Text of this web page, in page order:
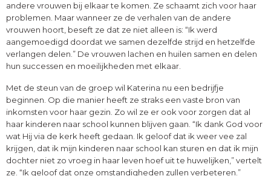
andere vrouwen bij elkaar te komen. Ze schaamt zich voor haar
problemen. Maar wanneer ze de verhalen van de andere
vrouwen hoort, beseft ze dat ze niet alleen is: “Ik werd
aangemoedigd doordat we samen dezelfde strijd en hetzelfde
verlangen delen.” De vrouwen lachen en huilen samen en delen
hun successen en moeilijkheden met elkaar.
Met de steun van de groep wil Katerina nu een bedrijfje
beginnen. Op die manier heeft ze straks een vaste bron van
inkomsten voor haar gezin. Zo wil ze er ook voor zorgen dat al
haar kinderen naar school kunnen blijven gaan. “Ik dank God voor
wat Hij via de kerk heeft gedaan. Ik geloof dat ik weer vee zal
krijgen, dat ik mijn kinderen naar school kan sturen en dat ik mijn
dochter niet zo vroeg in haar leven hoef uit te huwelijken,” vertelt
ze. “Ik geloof dat onze omstandigheden zullen verbeteren.”